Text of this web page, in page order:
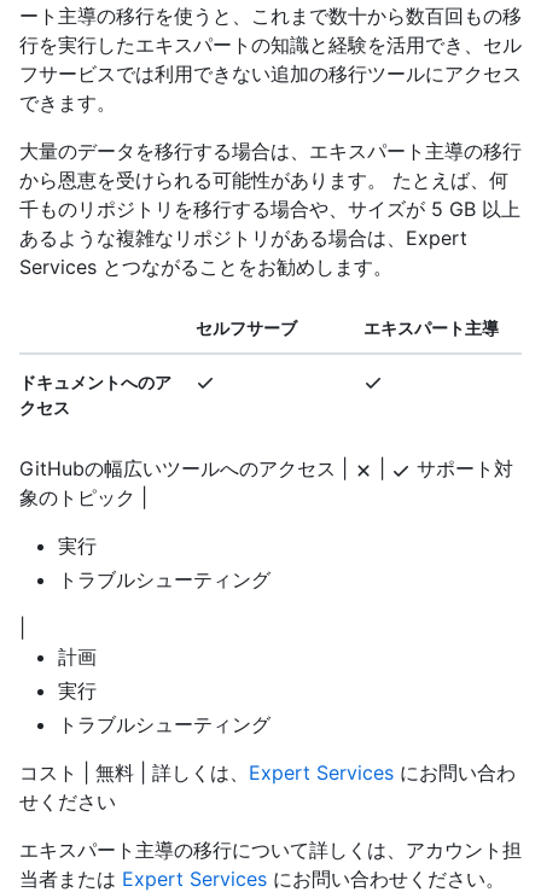
ート主導の移行を使うと、これまで数十から数百回もの移
行を実行したエキスパートの知識と経験を活用でき、セル
フサービスでは利用できない追加の移行ツールにアクセス
できます。
大量のデータを移行する場合は、エキスパート主導の移行
から恩恵を受けられる可能性があります。 たとえば、何
千ものリポジトリを移行する場合や、サイズが 5 GB 以上
あるような複雑なリポジトリがある場合は、Expert
Services とつながることをお勧めします。
セルフサーブ エキスパート主導
ドキュメントへのア
クセス
GitHubの幅広いツールへのアクセス |
サポート対
象のトピック |
実行
トラブルシューティング
計画
実行
トラブルシューティング
コスト | 無料 | 詳しくは、 Expert Services にお問い合わ
せください
エキスパート主導の移行について詳しくは、アカウント担
当者または Expert Services にお問い合わせください。